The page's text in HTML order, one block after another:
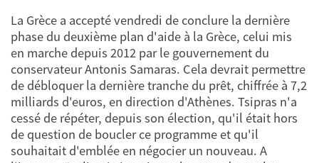
La Grèce a accepté vendredi de conclure la dernière
phase du deuxième plan d'aide à la Grèce, celui mis
en marche depuis 2012 par le gouvernement du
conservateur Antonis Samaras. Cela devrait permettre
de débloquer la dernière tranche du prêt, chiffrée à 7,2
milliards d'euros, en direction d'Athènes. Tsipras n'a
cessé de répéter, depuis son élection, qu'il était hors
de question de boucler ce programme et qu'il
souhaitait d'emblée en négocier un nouveau. A